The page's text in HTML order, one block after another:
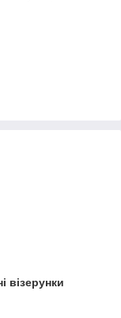
візерунки